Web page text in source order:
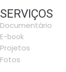
SERVIÇOS
Documentário
E-book
Projetos
Fotos